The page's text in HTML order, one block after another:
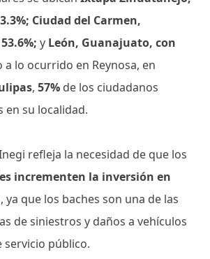
Ciudad del Carmen,
y León, Guanajuato, con
a lo ocurrido en Reynosa, en
, 57% de los ciudadanos
en su localidad.
refleja la necesidad de que los
incrementen la inversión en
, ya que los baches son una de las
de siniestros y daños a vehículos
servicio público.